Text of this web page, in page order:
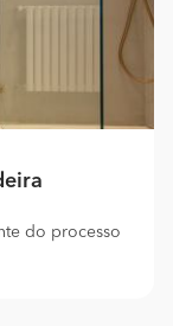
do processo